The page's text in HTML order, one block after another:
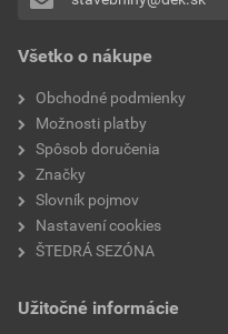
Pridávať hodnotenie
Všetko o nákupe
Obchodné podmienky
Možnosti platby
Spôsob doručenia
Značky
Slovník pojmov
Nastavení cookies
ŠTEDRÁ SEZÓNA
Užitočné informácie